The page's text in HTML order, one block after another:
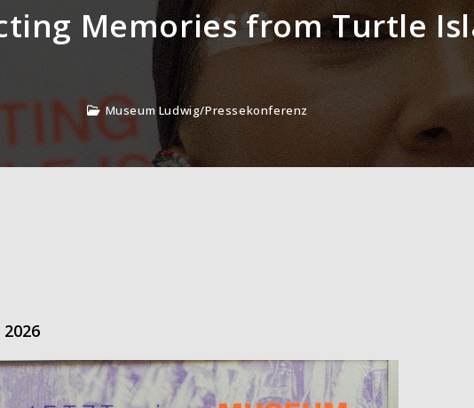
Memories from Turtle
Museum Ludwig/Pressekonferenz